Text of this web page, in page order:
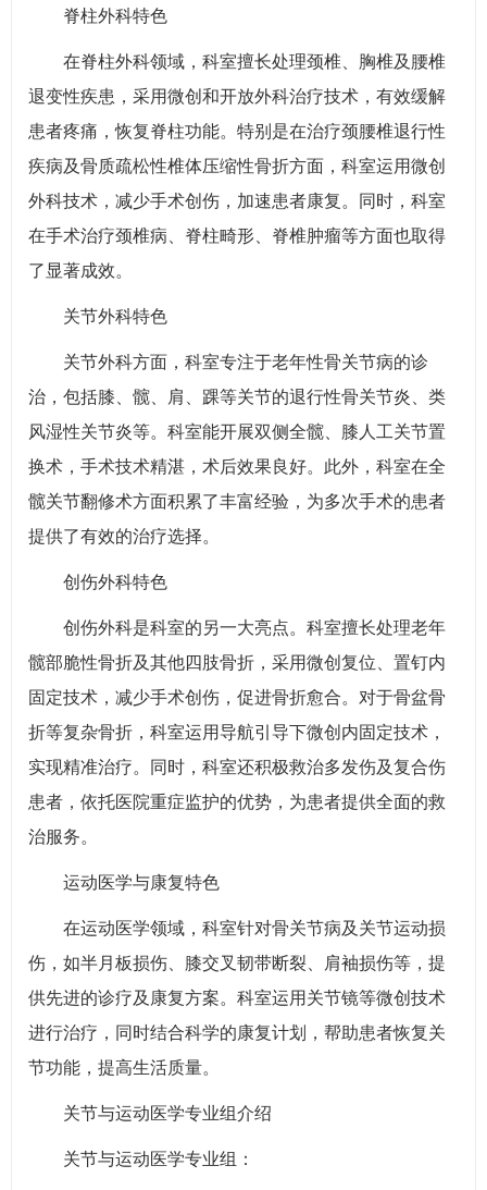
脊柱外科特色
在脊柱外科领域，科室擅长处理颈椎、胸椎及腰椎
退变性疾患，采用微创和开放外科治疗技术，有效缓解
患者疼痛，恢复脊柱功能。特别是在治疗颈腰椎退行性
疾病及骨质疏松性椎体压缩性骨折方面，科室运用微创
外科技术，减少手术创伤，加速患者康复。同时，科室
在手术治疗颈椎病、脊柱畸形、脊椎肿瘤等方面也取得
了显著成效。
关节外科特色
关节外科方面，科室专注于老年性骨关节病的诊
治，包括膝、髋、肩、踝等关节的退行性骨关节炎、类
风湿性关节炎等。科室能开展双侧全髋、膝人工关节置
换术，手术技术精湛，术后效果良好。此外，科室在全
髋关节翻修术方面积累了丰富经验，为多次手术的患者
提供了有效的治疗选择。
创伤外科特色
创伤外科是科室的另一大亮点。科室擅长处理老年
髋部脆性骨折及其他四肢骨折，采用微创复位、置钉内
固定技术，减少手术创伤，促进骨折愈合。对于骨盆骨
折等复杂骨折，科室运用导航引导下微创内固定技术，
实现精准治疗。同时，科室还积极救治多发伤及复合伤
患者，依托医院重症监护的优势，为患者提供全面的救
治服务。
运动医学与康复特色
在运动医学领域，科室针对骨关节病及关节运动损
伤，如半月板损伤、膝交叉韧带断裂、肩袖损伤等，提
供先进的诊疗及康复方案。科室运用关节镜等微创技术
进行治疗，同时结合科学的康复计划，帮助患者恢复关
节功能，提高生活质量。
关节与运动医学专业组介绍
关节与运动医学专业组：